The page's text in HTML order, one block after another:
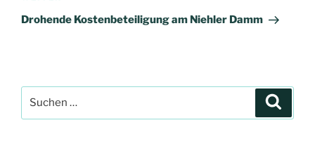
Beitrag
Drohende Kostenbeteiligung am Niehler Damm
nach: